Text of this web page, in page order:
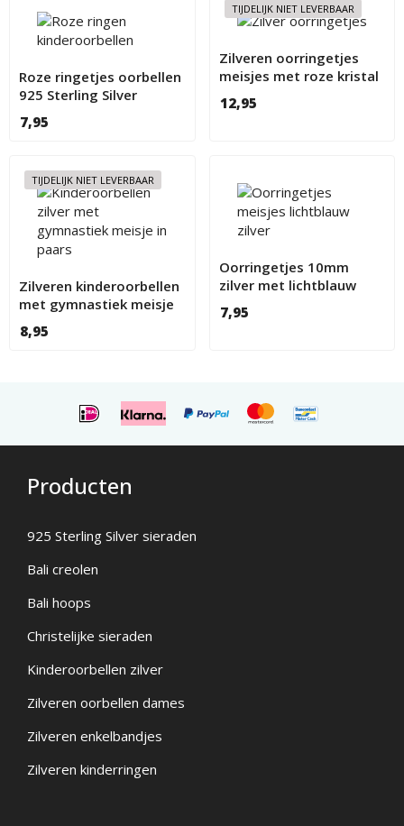
Roze ringetjes oorbellen
925 Sterling Silver
7,95
TIJDELIJK NIET LEVERBAAR
Zilveren oorringetjes
meisjes met roze kristal
12,95
TIJDELIJK NIET LEVERBAAR
Zilveren kinderoorbellen
met gymnastiek meisje
8,95
Oorringetjes 10mm
zilver met lichtblauw
7,95
Producten
925 Sterling Silver sieraden
Bali creolen
Bali hoops
Christelijke sieraden
Kinderoorbellen zilver
Zilveren oorbellen dames
Zilveren enkelbandjes
Zilveren kinderringen